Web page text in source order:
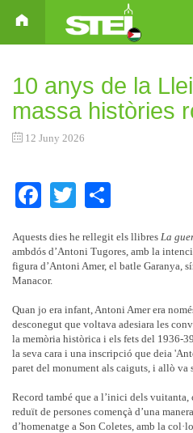
10 anys de la
massa històries
12 Juny 2026
Facebook
Twitter
Aquests dies he rellegit els llibres La
ambdós d’Antoni Tugores, amb la
figura d’Antoni Amer, el batle Garanya,
Manacor.
Quan jo era infant, Antoni Amer era
desconegut que voltava adesiara les
la memòria històrica i els fets del 1936-
la seva cara i una inscripció que deia
paret del monument als caiguts, i allò va
Record també que a l’inici dels
reduït de persones començà d’una
d’homenatge a Son Coletes, amb la